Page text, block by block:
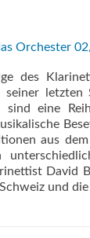
Orchester
des
seiner letzten
sind eine
aus
David
und